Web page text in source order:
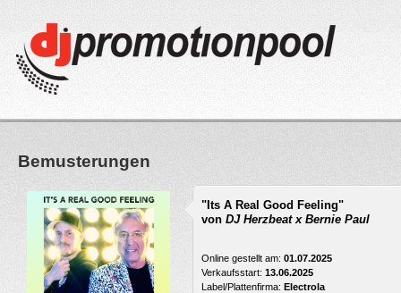
Bemusterungen
"Its A Real Good Feeling"
von DJ Herzbeat x Bernie Paul
Online gestellt am: 01.07.2025
Verkaufsstart: 13.06.2025
Label/Plattenfirma: Electrola